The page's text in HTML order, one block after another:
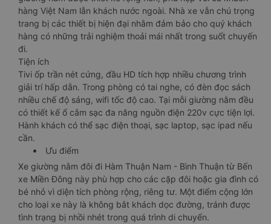
hàng Việt Nam lẫn khách nước ngoài. Nhà xe vẫn chú trọng
trang bị các thiết bị hiện đại nhằm đảm bảo cho quý khách
hàng có những trải nghiệm thoải mái nhất trong suốt chuyến
đi.
Tiện ích
Tivi ốp trần nét cứng, đầu HD tích hợp nhiều chương trình
giải trí hấp dẫn. Trong phòng có tai nghe, có đèn đọc sách
nhiều chế độ sáng, wifi tốc độ cao. Tại mỗi giường nằm đều
có thiết kế ổ cắm sạc đa năng nguồn điện 220v cực tiện lợi.
Hành khách có thể sạc điện thoại, sạc laptop, sạc ipad nếu
cần.
Ưu điểm
Xe giường nằm đôi đi Hàm Thuận Nam - Bình Thuận từ Bến
xe Miền Đông này phù hợp cho các cặp đôi hoặc gia đình có
bé nhỏ vì diện tích phòng rộng, riêng tư. Một điểm cộng lớn
cho loại xe này là không bắt khách dọc đường, tránh được
tình trạng bị nhồi nhét trong quá trình di chuyển.